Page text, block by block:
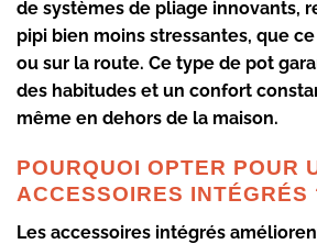
de systèmes de pliage innovants,
pipi bien moins stressantes, que
ou sur la route. Ce type de pot
des habitudes et un confort
même en dehors de la maison.
POURQUOI OPTER POUR
ACCESSOIRES INTÉGRÉS
Les accessoires intégrés